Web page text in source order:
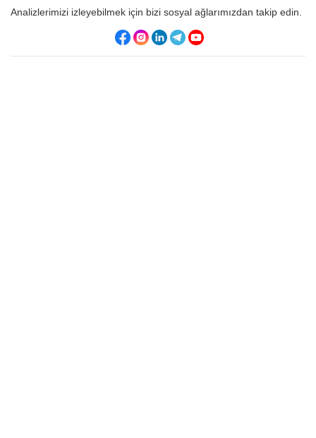
Analizlerimizi izleyebilmek için bizi sosyal ağlarımızdan takip edin.